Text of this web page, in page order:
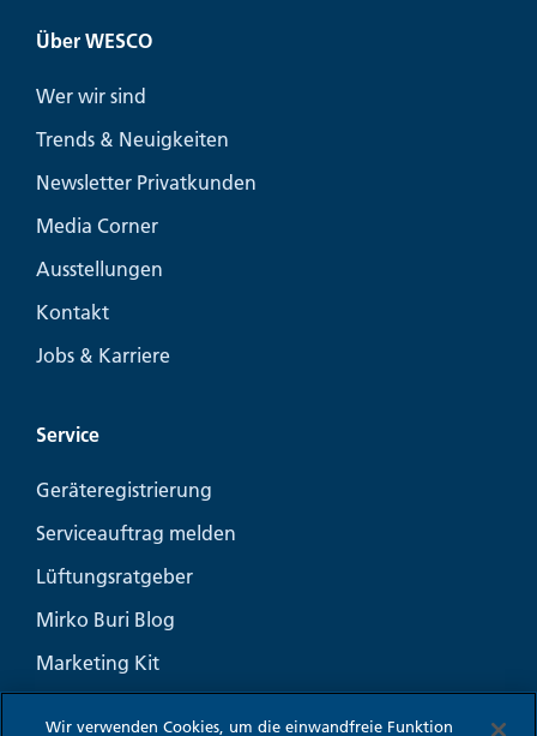
Über WESCO
Wer wir sind
Trends & Neuigkeiten
Newsletter Privatkunden
Media Corner
Ausstellungen
Kontakt
Jobs & Karriere
Service
Geräteregistrierung
Serviceauftrag melden
Lüftungsratgeber
Mirko Buri Blog
Marketing Kit
Wir verwenden Cookies, um die einwandfreie Funktion